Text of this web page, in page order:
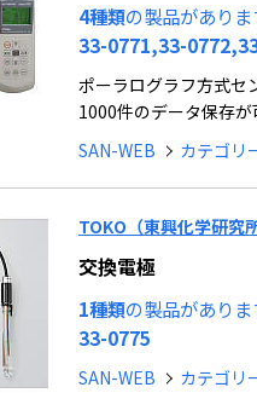
4種類の製品がありま
33-0771,33-
ポーラログラフ方式セ
1000件のデータ保存が
SAN-WEB
カテゴリ
TOKO（東興化学研究所
交換電極
1種類の製品がありま
33-0775
SAN-WEB カテゴリ